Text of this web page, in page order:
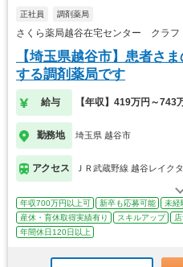
正社員 調剤薬局
さくら薬局越谷在宅センター クラフ
【埼玉県越谷市】患者さ
する調剤薬局です
給与 【年収】419万円～743
勤務地 埼玉県 越谷市
アクセス ＪＲ武蔵野線 越谷レイク
年収700万円以上可 新卒も応募可能 未経
産休・育休取得実績有り
スキルアップ
年間休日120日以上